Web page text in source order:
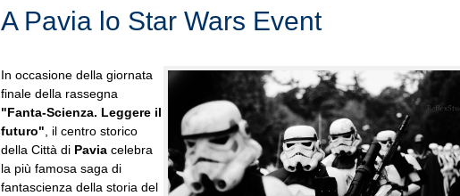
A Pavia lo Star Wars Event
In occasione della giornata
finale della rassegna
"Fanta-Scienza. Leggere il
futuro", il centro storico
della Città di Pavia celebra
la più famosa saga di
fantascienza della storia del